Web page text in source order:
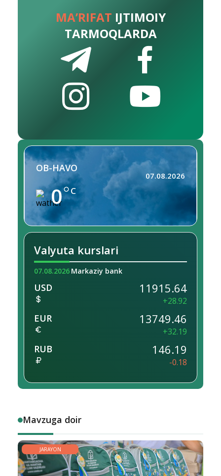
MA’RIFAT IJTIMOIY
TARMOQLARDA
OB-HAVO
0 C
07.08.2026
Valyuta kurslari
07.08.2026 Markaziy bank
USD 11915.64
+28.92
EUR 13749.46
+32.19
RUB 146.19
-0.18
Mavzuga doir
JARAYON